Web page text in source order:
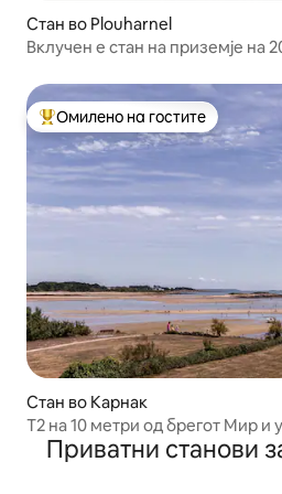
Стан во Plouharnel
Вклучен е стан на приземје на
Меѓу најуспешните „Омилени на
Омилено на гостите
Стан во Карнак
T2 на 10 метри од брегот Мир и
Приватни станови